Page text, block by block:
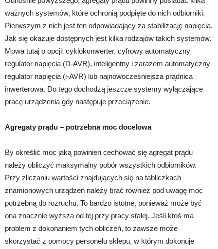
ważnych systemów, które ochronią podpięte do nich odbiorniki.
Pierwszym z nich jest ten odpowiadający za stabilizację napięcia.
Jak się okazuje dostępnych jest kilka rodzajów takich systemów.
Mowa tutaj o opcji: cyklokonwerter, cyfrowy automatyczny
regulator napięcia (D-AVR), inteligentny i zarazem automatyczny
regulator napięcia (i-AVR) lub najnowocześniejsza prądnica
inwerterowa. Do tego dochodzą jeszcze systemy wyłączające
pracę urządzenia gdy następuje przeciążenie.
Agregaty prądu – potrzebna moc docelowa
By określić moc jaką powinien cechować się agregat prądu
należy obliczyć maksymalny pobór wszystkich odbiorników.
Przy zliczaniu wartości znajdujących się na tabliczkach
znamionowych urządzeń należy brać również pod uwagę moc
potrzebną do rozruchu. To bardzo istotne, ponieważ może być
ona znacznie wyższa od tej przy pracy stałej. Jeśli ktoś ma
problem z dokonaniem tych obliczeń, to zawsze może
skorzystać z pomocy personelu sklepu, w którym dokonuje